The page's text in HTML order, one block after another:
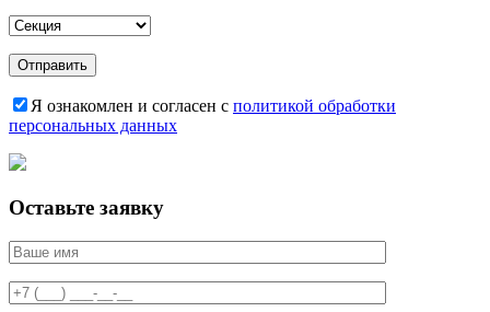
Я ознакомлен и согласен с политикой обработки
персональных данных
Оставьте заявку